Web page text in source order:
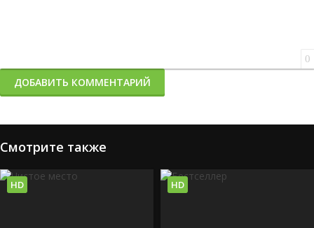
0
ДОБАВИТЬ КОММЕНТАРИЙ
Смотрите также
HD HD